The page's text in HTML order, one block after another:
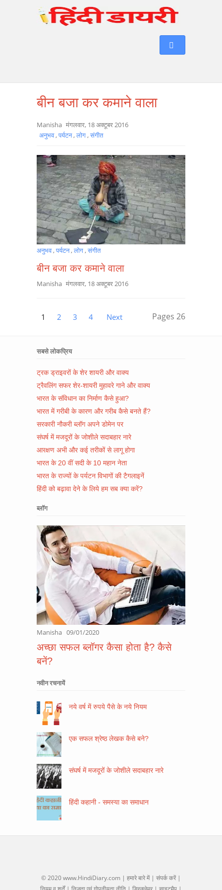
बीन बजा कर कमाने वाला
Manisha मंगलवार, 18 अक्टूबर 2016
अनुभव,पर्यटन,लोग,संगीत
अनुभव,पर्यटन,लोग,संगीत
बीन बजा कर कमाने वाला
Manisha मंगलवार, 18 अक्टूबर 2016
Pages 26
1 2 3 4 Next
सबसे लोकप्रिय
ट्रक ड्राइवरों के शेर शायरी और वाक्य
ट्रैवलिंग सफर शेर-शायरी मुहावरे गाने और वाक्य
भारत के संविधान का निर्माण कैसे हुआ?
भारत में गरीबी के कारण और गरीब कैसे बनते हैं?
सरकारी नौकरी ब्लॉग अपने डोमेन पर
संघर्ष में मजदूरों के जोशीले सदाबहार नारे
आरक्षण अभी और कई तरीकों से लागू होगा
भारत के 20 वीं सदी के 10 महान नेता
भारत के राज्यों के पर्यटन विभागों की टैगलाइनें
हिंदी को बढ़ावा देने के लिये हम सब क्या करें?
ब्लॉग
Manisha 09/01/2020
अच्छा सफल ब्लॉगर कैसा होता है? कैसे
बनें?
नवीन रचनायें
नये वर्ष में रुपये पैसे के नये नियम
एक सफल श्रेष्ठ लेखक कैसे बने?
संघर्ष में मजदूरों के जोशीले सदाबहार नारे
हिंदी कहानी - समस्या का समाधान
© 2020www.HindiDiary.com | हमारे बारे में | संपर्क करें |